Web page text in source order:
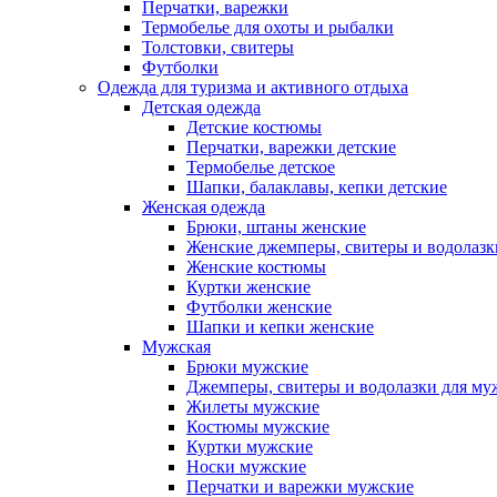
Перчатки, варежки
Термобелье для охоты и рыбалки
Толстовки, свитеры
Футболки
Одежда для туризма и активного отдыха
Детская одежда
Детские костюмы
Перчатки, варежки детские
Термобелье детское
Шапки, балаклавы, кепки детские
Женская одежда
Брюки, штаны женские
Женские джемперы, свитеры и
Женские костюмы
Куртки женские
Футболки женские
Шапки и кепки женские
Мужская
Брюки мужские
Джемперы, свитеры и водолазки для
Жилеты мужские
Костюмы мужские
Куртки мужские
Носки мужские
Перчатки и варежки мужские